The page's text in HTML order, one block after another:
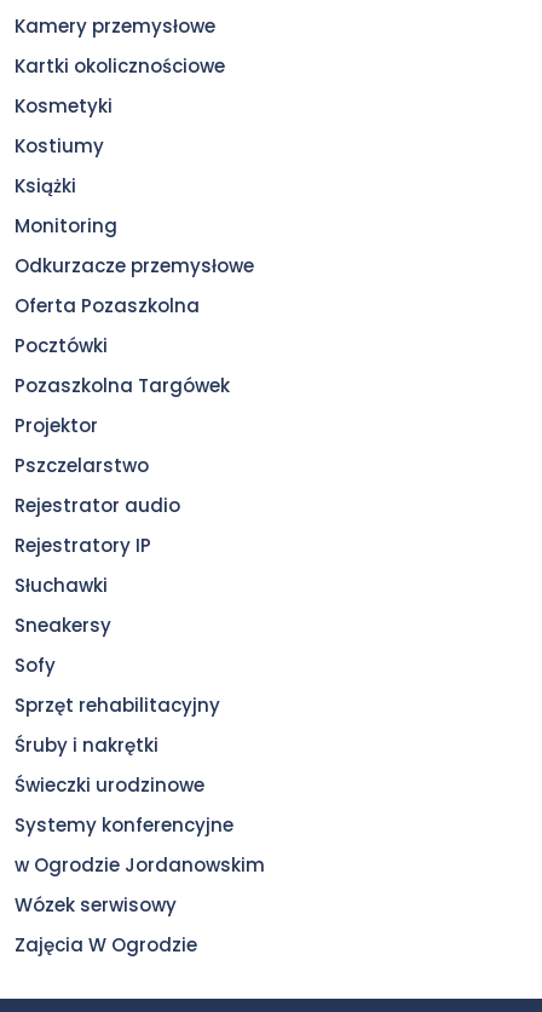
Kamery przemysłowe
Kartki okolicznościowe
Kosmetyki
Kostiumy
Książki
Monitoring
Odkurzacze przemysłowe
Oferta Pozaszkolna
Pocztówki
Pozaszkolna Targówek
Projektor
Pszczelarstwo
Rejestrator audio
Rejestratory IP
Słuchawki
Sneakersy
Sofy
Sprzęt rehabilitacyjny
Śruby i nakrętki
Świeczki urodzinowe
Systemy konferencyjne
w Ogrodzie Jordanowskim
Wózek serwisowy
Zajęcia W Ogrodzie